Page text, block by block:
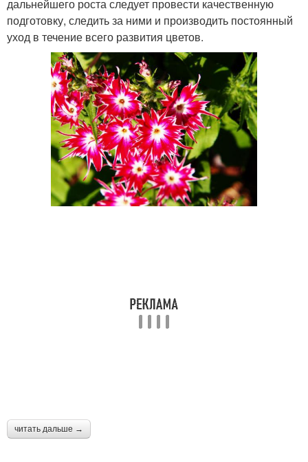
дальнейшего роста следует провести качественную
подготовку, следить за ними и производить постоянный
уход в течение всего развития цветов.
читать дальше →